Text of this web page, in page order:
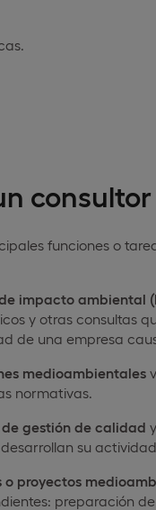
funciones o
impacto ambiental
y otras consultas
de una empresa
medioambientales
normativas.
gestión de calidad
su actividad.
o proyectos
preparación